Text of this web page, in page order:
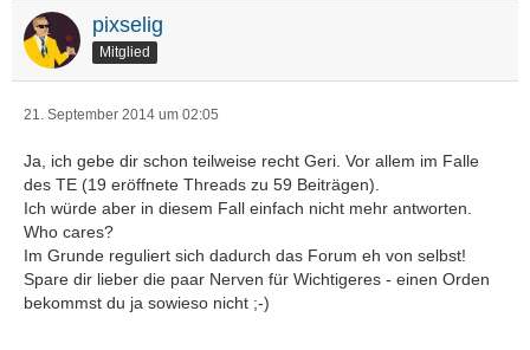
pixselig
Mitglied
21. September 2014 um 02:05
Ja, ich gebe dir schon teilweise recht Geri. Vor allem im Falle
des TE (19 eröffnete Threads zu 59 Beiträgen).
Ich würde aber in diesem Fall einfach nicht mehr antworten.
Who cares?
Im Grunde reguliert sich dadurch das Forum eh von selbst!
Spare dir lieber die paar Nerven für Wichtigeres - einen Orden
bekommst du ja sowieso nicht ;-)